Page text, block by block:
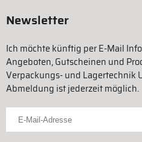
Newsletter
Ich möchte künftig per E-Mail
Angeboten, Gutscheinen und
Verpackungs- und Lagertechnik
Abmeldung ist jederzeit möglich.
Für Newsletter anmelden